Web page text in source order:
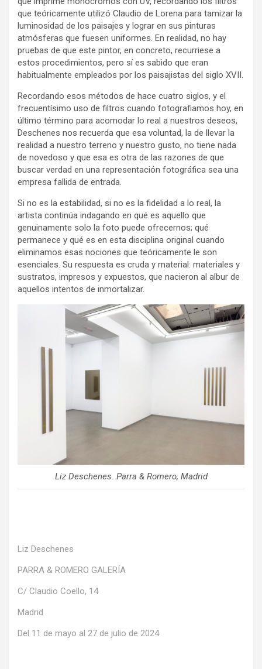
que teóricamente utilizó Claudio de Lorena para tamizar la
luminosidad de los paisajes y lograr en sus pinturas
atmósferas que fuesen uniformes. En realidad, no hay
pruebas de que este pintor, en concreto, recurriese a
estos procedimientos, pero sí es sabido que eran
habitualmente empleados por los paisajistas del siglo XVII.
Recordando esos métodos de hace cuatro siglos, y el
frecuentísimo uso de filtros cuando fotografiamos hoy, en
último término para acomodar lo real a nuestros deseos,
Deschenes nos recuerda que esa voluntad, la de llevar la
realidad a nuestro terreno y nuestro gusto, no tiene nada
de novedoso y que esa es otra de las razones de que
buscar verdad en una representación fotográfica sea una
empresa fallida de entrada.
Si no es la estabilidad, si no es la fidelidad a lo real, la
artista continúa indagando en qué es aquello que
genuinamente solo la foto puede ofrecernos; qué
permanece y qué es en esta disciplina original cuando
eliminamos esas nociones que teóricamente le son
esenciales. Su respuesta es cruda y material: materiales y
sustratos, impresos y expuestos, que nacieron al albur de
aquellos intentos de inmortalizar.
Liz Deschenes. Parra & Romero, Madrid
Liz Deschenes
PARRA & ROMERO GALERÍA
C/ Claudio Coello, 14
Madrid
Del 11 de mayo al 27 de julio de 2024